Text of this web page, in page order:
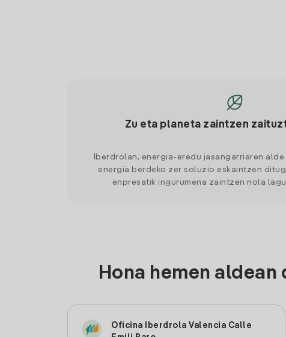
Zu eta planeta zaintzen
Iberdrolan, energia-eredu jasangarriaren
energia berdeko zer soluzio eskaintzen
enpresatik ingurumena zaintzen nola
Hona hemen
Oficina Iberdrola Valencia Calle